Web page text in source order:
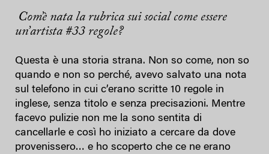
Com’è nata la rubrica sui social come essere
un’artista #33 regole?
Questa è una storia strana. Non so come, non so
quando e non so perché, avevo salvato una nota
sul telefono in cui c’erano scritte 10 regole in
inglese, senza titolo e senza precisazioni. Mentre
facevo pulizie non me la sono sentita di
cancellarle e così ho iniziato a cercare da dove
provenissero… e ho scoperto che ce ne erano